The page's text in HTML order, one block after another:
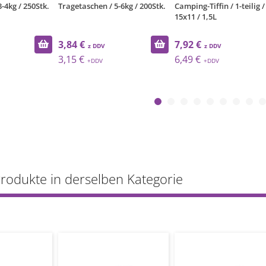
4kg / 250Stk. Tragetaschen / 5-6kg / 200Stk.
3,84 €
3,15 €
Camping-Tiffin / 1-teilig /
15x11 / 1,5L
7,92 €
6,49 €
in derselben Kategorie